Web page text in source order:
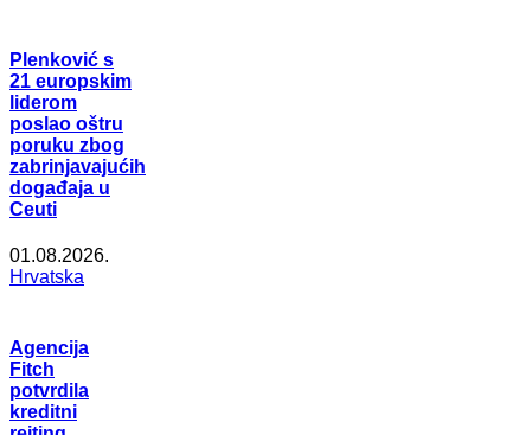
Plenković s
21 europskim
liderom
poslao oštru
poruku zbog
zabrinjavajućih
događaja u
Ceuti
01.08.2026.
Hrvatska
Agencija
Fitch
potvrdila
kreditni